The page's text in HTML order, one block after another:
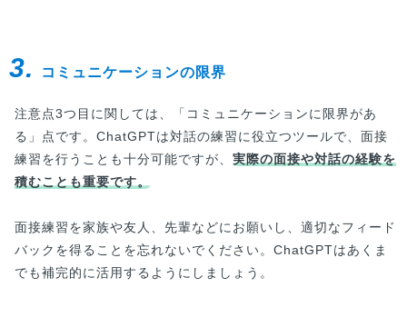
3. コミュニケーションの限界
注意点3つ目に関しては、「コミュニケーションに限界があ
る」点です。ChatGPTは対話の練習に役立つツールで、面接
練習を行うことも十分可能ですが、 実際の面接や対話の経験を
積むことも重要です。
面接練習を家族や友人、先輩などにお願いし、適切なフィード
バックを得ることを忘れないでください。ChatGPTはあくま
でも補完的に活用するようにしましょう。